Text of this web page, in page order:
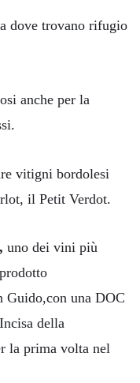
dove trovano rifugio
anche per la
vitigni bordolesi
il Petit Verdot.
uno dei vini più
Guido,con una DOC
della
la prima volta nel